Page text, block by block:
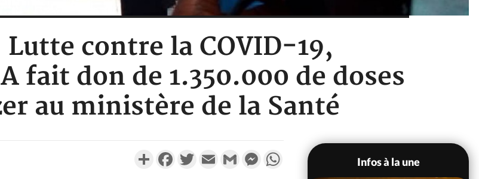
contre la COVID-19,
fait don de 1.350.000 de doses
au ministère de la Santé
PartagerFacebookTwitterEmail Gmail MessengerWhatsApp
Infos à la une